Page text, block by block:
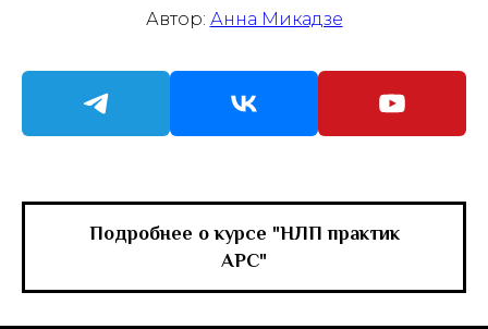
Автор: Анна Микадзе
Подробнее о курсе "НЛП практик
APC"